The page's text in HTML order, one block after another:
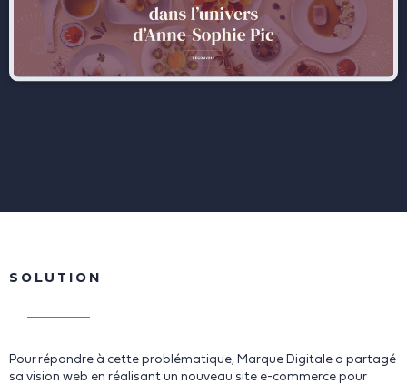
SOLUTION
Pour répondre à cette problématique, Marque Digitale a partagé
sa vision web en réalisant un nouveau site e-commerce pour